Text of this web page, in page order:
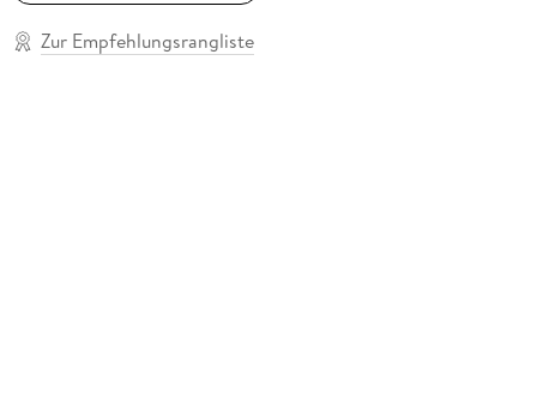
Zur Empfehlungsrangliste